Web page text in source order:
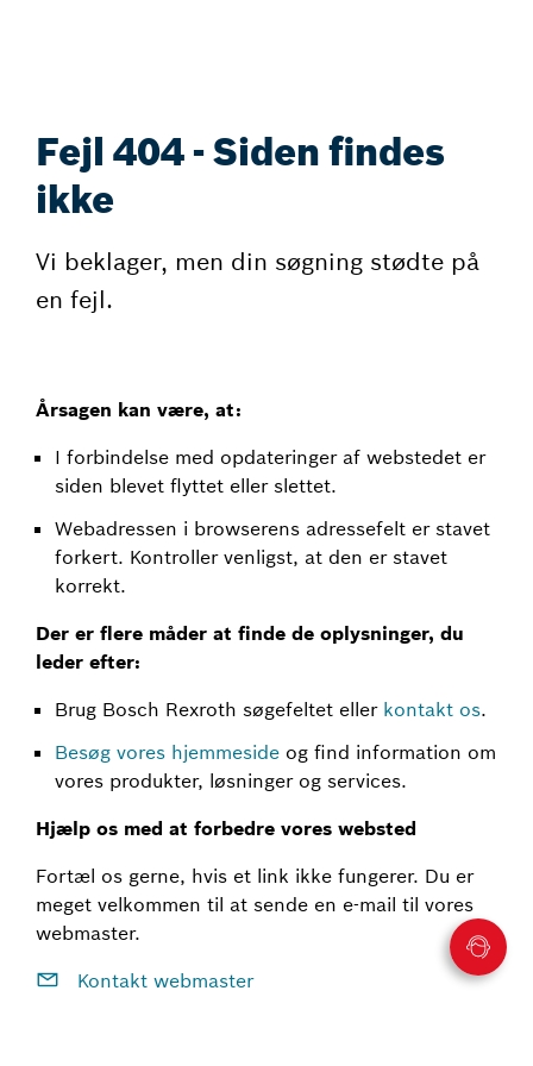
Fejl 404 - Siden findes
ikke
Vi beklager, men din søgning stødte på
en fejl.
Årsagen kan være, at:
I forbindelse med opdateringer af webstedet er
siden blevet flyttet eller slettet.
Webadressen i browserens adressefelt er stavet
forkert. Kontroller venligst, at den er stavet
korrekt.
Der er flere måder at finde de oplysninger, du
leder efter:
Brug Bosch Rexroth søgefeltet eller kontakt os.
Besøg vores hjemmeside og find information om
vores produkter, løsninger og services.
Hjælp os med at forbedre vores websted
Fortæl os gerne, hvis et link ikke fungerer. Du er
meget velkommen til at sende en e-mail til vores
webmaster.
Kontakt webmaster